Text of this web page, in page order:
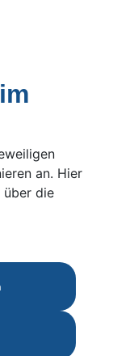
an. Hier
über die